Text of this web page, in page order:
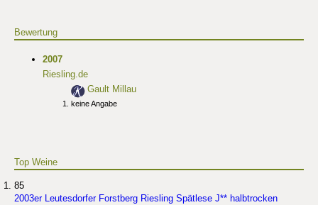
Bewertung
2007
Riesling.de
Gault Millau
keine Angabe
Top Weine
85
2003er Leutesdorfer Forstberg Riesling Spätlese J** halbtrocken